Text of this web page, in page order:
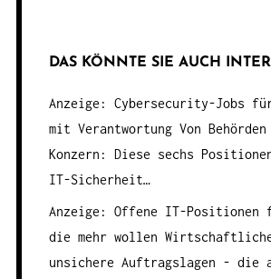
DAS KÖNNTE SIE AUCH
Anzeige: Cybersecurity-Jobs
mit VerantwortungVon
Konzern: Diese sechs
IT-Sicherheit…
Anzeige: Offene IT-
die mehr wollen
unsichere Auftragslagen - die